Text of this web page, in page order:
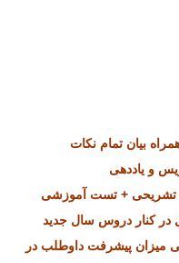
میزان پیشرفت داوطلب در